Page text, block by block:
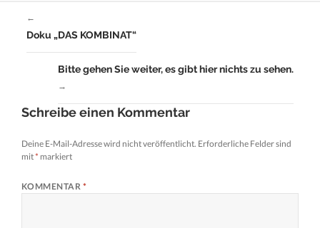
←
Doku „DAS KOMBINAT“
Bitte gehen Sie weiter, es gibt hier nichts zu sehen.
→
Schreibe einen Kommentar
Deine E-Mail-Adresse wird nicht veröffentlicht. Erforderliche Felder sind
mit* markiert
KOMMENTAR *